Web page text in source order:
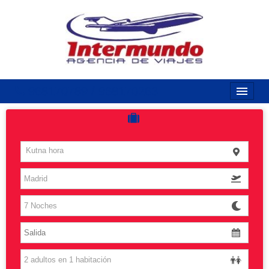
Costas
Vuelos
Islas
Caribe
Grandes Viajes
Kutna hora